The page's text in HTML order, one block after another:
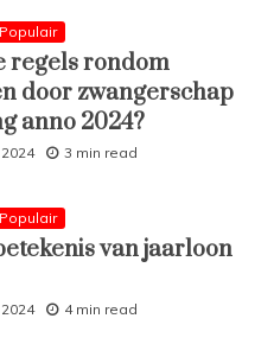
Populair
regels rondom
door zwangerschap
anno 2024?
3 min read
Populair
van jaarloon
4 min read